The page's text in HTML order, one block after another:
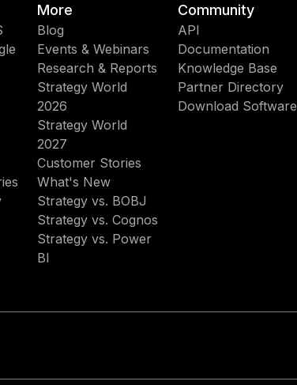
More
Blog
Events & Webinars
Research & Reports
Strategy World
2026
Strategy World
2027
Customer Stories
What's New
Strategy vs. BOBJ
Strategy vs. Cognos
Strategy vs. Power
BI
Community
API
Documentation
Knowledge Base
Partner Directory
Download Software